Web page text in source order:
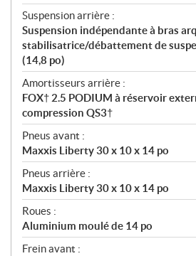
Suspension arrière :
Suspension indépendante à bras
stabilisatrice/débattement de
(14,8 po)
Amortisseurs arrière :
FOX† 2.5 PODIUM à réservoir
compression QS3†
Pneus avant :
Maxxis Liberty 30 x 10 x 14 po
Pneus arrière :
Maxxis Liberty 30 x 10 x 14 po
Roues :
Aluminium moulé de 14 po
Frein avant :